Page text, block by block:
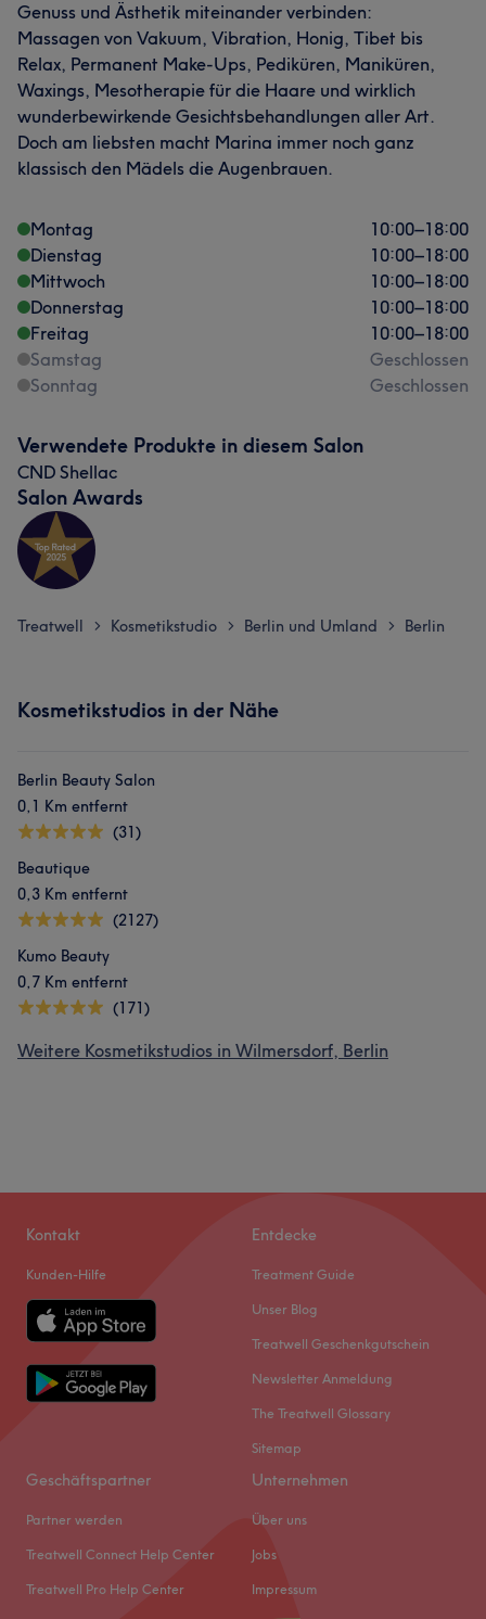
Genuss und Ästhetik miteinander verbinden:
Massagen von Vakuum, Vibration, Honig, Tibet bis
Relax, Permanent Make-Ups, Pediküren, Maniküren,
Waxings, Mesotherapie für die Haare und wirklich
wunderbewirkende Gesichtsbehandlungen aller Art.
Doch am liebsten macht Marina immer noch ganz
klassisch den Mädels die Augenbrauen.
Montag 10:00–18:00
Dienstag
10:00–18:00
Mittwoch
10:00–18:00
Donnerstag
10:00–18:00
Freitag
10:00–18:00
Samstag
Geschlossen
Sonntag
Geschlossen
Verwendete Produkte in diesem Salon
CND Shellac
Salon Awards
Treatwell > Kosmetikstudio > Berlin und Umland > Berlin
Kosmetikstudios in der Nähe
Berlin Beauty Salon
0,1 Km entfernt
(31)
Beautique
0,3 Km entfernt
(2127)
Kumo Beauty
0,7 Km entfernt
(171)
Weitere Kosmetikstudios in Wilmersdorf, Berlin
Kontakt
Kunden-Hilfe
Entdecke
Treatment Guide
Unser Blog
Treatwell Geschenkgutschein
Newsletter Anmeldung
The Treatwell Glossary
Sitemap
Geschäftspartner
Partner werden
Treatwell Connect Help Center
Treatwell Pro Help Center
Unternehmen
Über uns
Jobs
Impressum